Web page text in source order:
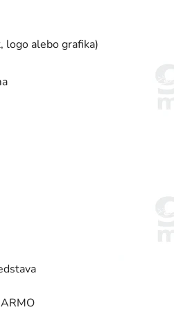
logo alebo grafika)